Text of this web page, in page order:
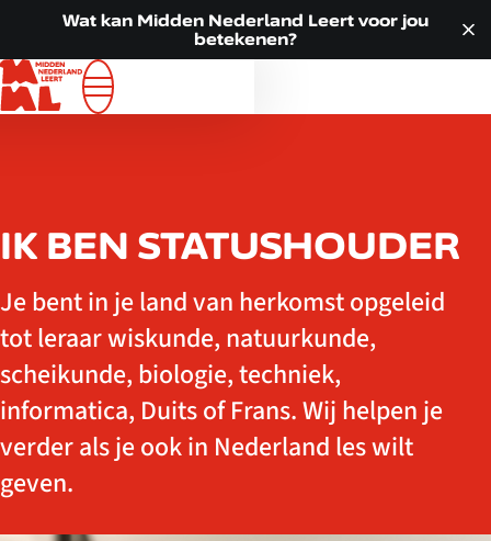
Wat kan Midden Nederland Leert voor jou
betekenen?
IK BEN STATUSHOUDER
Je bent in je land van herkomst opgeleid
tot leraar wiskunde, natuurkunde,
scheikunde, biologie, techniek,
informatica, Duits of Frans. Wij helpen je
verder als je ook in Nederland les wilt
geven.
VOOR JOU
ALLE LOCATIES
WAT WE DOEN
CONTACT